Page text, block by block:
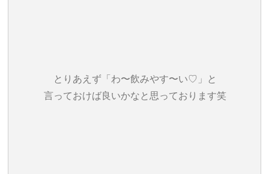
とりあえず「わ〜飲みやす〜い♡」と
言っておけば良いかなと思っております笑